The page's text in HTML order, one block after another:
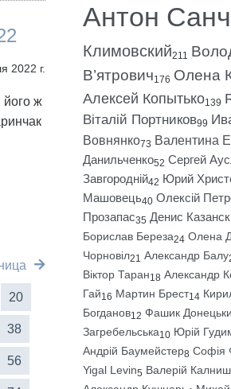
2022 г.
його ж
20
38
56
Антон
Климовский211
В’ятрович176 Олена
Алексей Копытько139
Віталій Портников99
Вовнянко73 Валентина
Данильченко52 Сергей
Завгородній42 Юрий
Машовець40 Олексій
Прозапас35 Денис
Борислав Береза24 Олена
Чорновіл21 Александр Балу
Віктор Таран18 Александр
Гай16 Мартин Брест14
Богданов12 Фашик
Загребельська10 Юрій
Андрій Баумейстер8 Софія
Yigal Levin5 Валерій Калниш